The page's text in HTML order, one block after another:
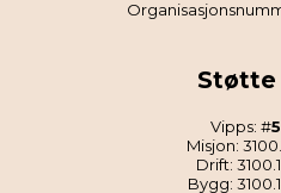
Støtte
Vipps: #
Misjon:
Drift:
Bygg: